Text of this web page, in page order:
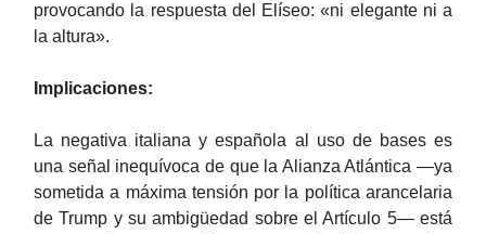
provocando la respuesta del Elíseo: «ni elegante ni a
la altura».
Implicaciones:
La negativa italiana y española al uso de bases es
una señal inequívoca de que la Alianza Atlántica —ya
sometida a máxima tensión por la política arancelaria
de Trump y su ambigüedad sobre el Artículo 5— está